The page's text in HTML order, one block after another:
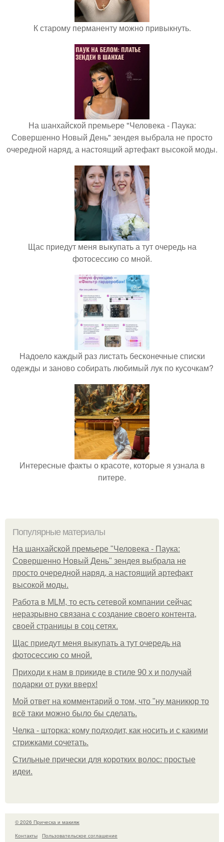
К старому перманенту можно привыкнуть.
На шанхайской премьере "Человека - Паука:
Совершенно Новый День" зендея выбрала не просто
очередной наряд, а настоящий артефакт высокой моды.
Щас приедут меня выкупать а тут очередь на
фотосессию со мной.
Надоело каждый раз листать бесконечные списки
одежды и заново собирать любимый лук по кусочкам?
Интересные факты о красоте, которые я узнала в
питере.
Популярные материалы
На шанхайской премьере "Человека - Паука:
Совершенно Новый День" зендея выбрала не
просто очередной наряд, а настоящий артефакт
высокой моды.
Работа в MLM, то есть сетевой компании сейчас
неразрывно связана с создание своего контента,
своей страницы в соц сетях.
Щас приедут меня выкупать а тут очередь на
фотосессию со мной.
Приходи к нам в прикиде в стиле 90 х и получай
подарки от руки вверх!
Мой ответ на комментарий о том, что "ну маникюр то
всё таки можно было бы сделать.
Челка - шторка: кому подходит, как носить и с какими
стрижками сочетать.
Стильные прически для коротких волос: простые
идеи.
© 2026 Прическа и макияж
Контакты
Пользовательское соглашение